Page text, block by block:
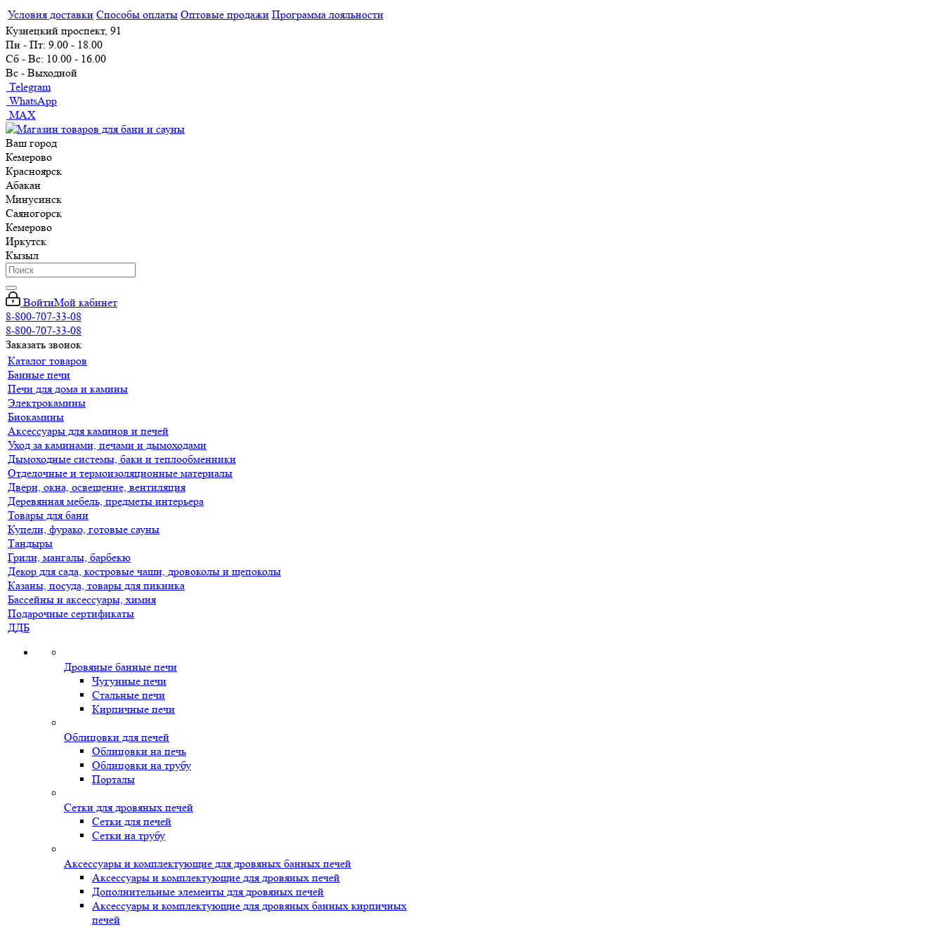
Условия доставки Способы оплаты Оптовые продажи Программа лояльности
Кузнецкий проспект, 91
Пн - Пт: 9.00 - 18.00
Сб - Вс: 10.00 - 16.00
Вс - Выходной
Telegram
WhatsApp
MAX
Ваш город
Кемерово
Красноярск
Абакан
Минусинск
Саяногорск
Кемерово
Иркутск
Кызыл
ВойтиМой кабинет
8-800-707-33-08
8-800-707-33-08
Заказать звонок
Каталог товаров
Банные печи
Печи для дома и камины
Электрокамины
Биокамины
Аксессуары для каминов и печей
Уход за каминами, печами и дымоходами
Дымоходные системы, баки и теплообменники
Отделочные и термоизоляционные материалы
Двери, окна, освещение, вентиляция
Деревянная мебель, предметы интерьера
Товары для бани
Купели, фурако, готовые сауны
Тандыры
Грили, мангалы, барбекю
Декор для сада, костровые чаши, дровоколы и щепоколы
Казаны, посуда, товары для пикника
Бассейны и аксессуары, химия
Подарочные сертификаты
ДДБ
Дровяные банные печи
Чугунные печи
Стальные печи
Кирпичные печи
Облицовки для печей
Облицовки на печь
Облицовки на трубу
Порталы
Сетки для дровяных печей
Сетки для печей
Сетки на трубу
Аксессуары и комплектующие для дровяных банных печей
Аксессуары и комплектующие для дровяных печей
Дополнительные элементы для дровяных печей
Аксессуары и комплектующие для дровяных банных кирпичных
печей